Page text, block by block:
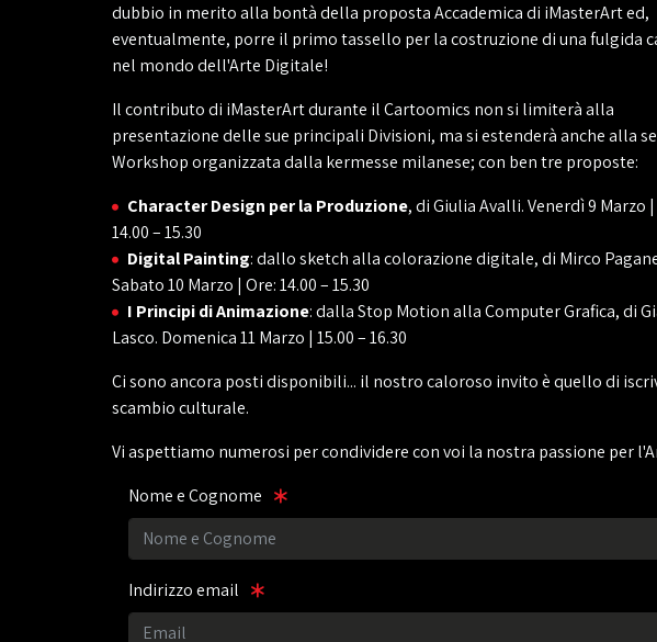
dubbio in merito alla bontà della proposta Accademica di iMasterArt ed,
eventualmente, porre il primo tassello per la costruzione di una fulgida
nel mondo dell'Arte Digitale!
Il contributo di iMasterArt durante il Cartoomics non si limiterà alla
presentazione delle sue principali Divisioni, ma si estenderà anche alla
Workshop organizzata dalla kermesse milanese; con ben tre proposte:
Character Design per la Produzione, di Giulia Avalli. Venerdì 9 Marzo |
14.00 – 15.30
Digital Painting: dallo sketch alla colorazione digitale, di Mirco
Sabato 10 Marzo | Ore: 14.00 – 15.30
I Principi di Animazione: dalla Stop Motion alla Computer Grafica, di
Lasco. Domenica 11 Marzo | 15.00 – 16.30
Ci sono ancora posti disponibili... il nostro caloroso invito è quello di
scambio culturale.
Vi aspettiamo numerosi per condividere con voi la nostra passione per
Nome e Cognome
Indirizzo email